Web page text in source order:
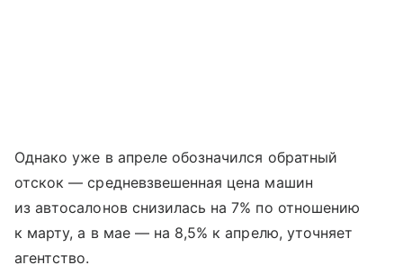
Однако уже в апреле обозначился обратный
отскок — средневзвешенная цена машин
из автосалонов снизилась на 7% по отношению
к марту, а в мае — на 8,5% к апрелю, уточняет
агентство.